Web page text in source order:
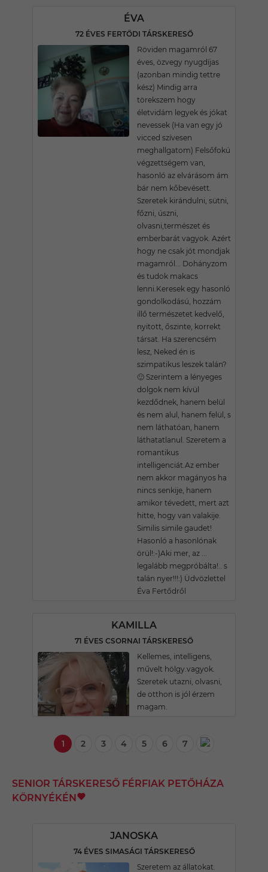
ÉVA
72 ÉVES FERTŐDI TÁRSKERESŐ
Röviden magamról 67
éves, özvegy nyugdíjas
(azonban mindig tettre
kész) Mindig arra
törekszem hogy
életvidám legyek és jókat
nevessek (Ha van egy jó
vicced szívesen
meghallgatom) Felsőfokú
végzettségem van,
hasonló az elvárásom ám
bár nem kőbevésett.
Szeretek kirándulni, sütni,
főzni, úszni,
olvasni,természet és
emberbarát vagyok. Azért
hogy ne csak jót mondjak
magamról... Dohányzom
és tudok makacs
lenni.Keresek egy hasonló
gondolkodású, hozzám
illő természetet kedvelő,
nyitott, őszinte, korrekt
társat. Ha szerencsém
lesz, Neked én is
szimpatikus leszek talán?
🙂 Szerintem a lényeges
dolgok nem kívül
kezdődnek, hanem belül
és nem alul, hanem felül, s
nem láthatóan, hanem
láthatatlanul. Szeretem a
romantikus
intelligenciát.Az ember
nem akkor magányos ha
nincs senkije, hanem
amikor tévedett, mert azt
hitte, hogy van valakije.
Similis simile gaudet!
Hasonló a hasonlónak
örül!:-)Aki mer, az ...
legalább megpróbálta!.. s
talán nyer!!!:) Üdvözlettel
Éva Fertődről
KAMILLA
71 ÉVES CSORNAI TÁRSKERESŐ
Kellemes, intelligens,
művelt hölgy.vagyok.
Szeretek utazni, olvasni,
de otthon is jól érzem
magam.
1 2 3 4 5 6 7
SENIOR TÁRSKERESŐ FÉRFIAK PETŐHÁZA
KÖRNYÉKÉN
JANOSKA
74 ÉVES SIMASÁGI TÁRSKERESŐ
Szeretem az állatokat.